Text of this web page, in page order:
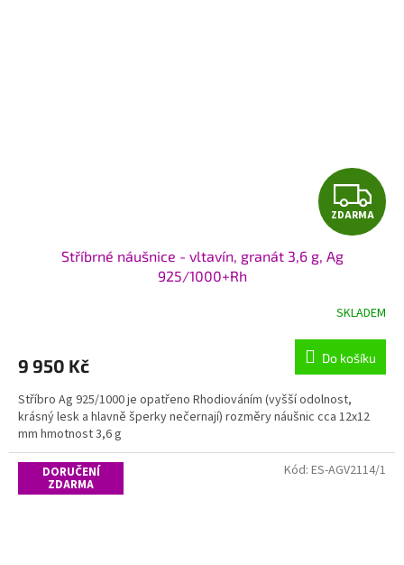
Z
D
R
M
A
ZDARMA
Stříbrné náušnice - vltavín, granát 3,6 g, Ag
925/1000+Rh
SKLADEM
9 950 Kč Do košíku
Stříbro Ag 925/1000 je opatřeno Rhodiováním (vyšší odolnost,
krásný lesk a hlavně šperky nečernají) rozměry náušnic cca 12x12
mm hmotnost 3,6 g
DORUČENÍ
ZDARMA
Kód: ES-AGV2114/1